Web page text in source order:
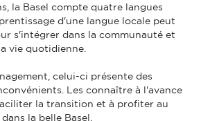
la Basel compte quatre langues
d'une langue locale peut
s'intégrer dans la communauté et
vie quotidienne.
celui-ci présente des
Les connaître à l'avance
la transition et à profiter au
la belle Basel.